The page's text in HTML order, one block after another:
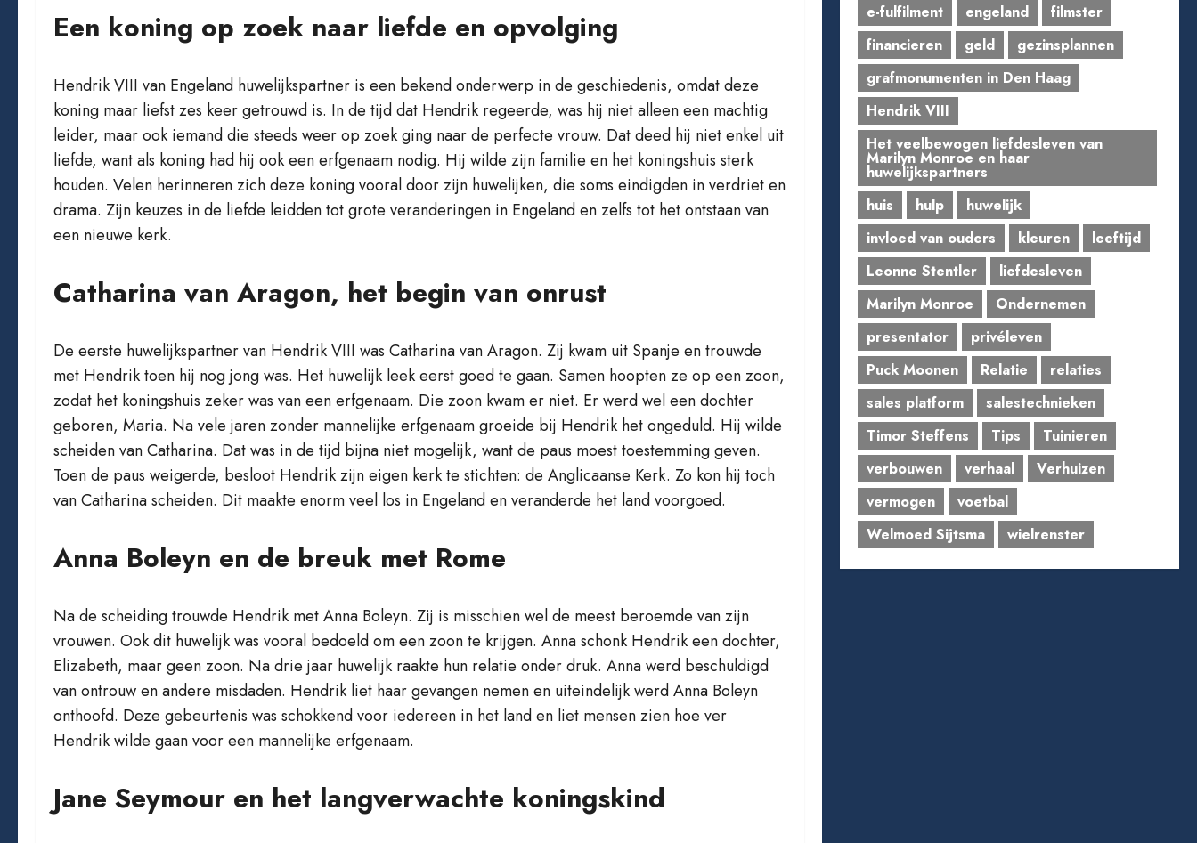
Een koning op zoek naar liefde en opvolging
Hendrik VIII van Engeland huwelijkspartner is een bekend onderwerp in de geschiedenis, omdat deze
koning maar liefst zes keer getrouwd is. In de tijd dat Hendrik regeerde, was hij niet alleen een machtig
leider, maar ook iemand die steeds weer op zoek ging naar de perfecte vrouw. Dat deed hij niet enkel uit
liefde, want als koning had hij ook een erfgenaam nodig. Hij wilde zijn familie en het koningshuis sterk
houden. Velen herinneren zich deze koning vooral door zijn huwelijken, die soms eindigden in verdriet en
drama. Zijn keuzes in de liefde leidden tot grote veranderingen in Engeland en zelfs tot het ontstaan van
een nieuwe kerk.
Catharina van Aragon, het begin van onrust
De eerste huwelijkspartner van Hendrik VIII was Catharina van Aragon. Zij kwam uit Spanje en trouwde
met Hendrik toen hij nog jong was. Het huwelijk leek eerst goed te gaan. Samen hoopten ze op een zoon,
zodat het koningshuis zeker was van een erfgenaam. Die zoon kwam er niet. Er werd wel een dochter
geboren, Maria. Na vele jaren zonder mannelijke erfgenaam groeide bij Hendrik het ongeduld. Hij wilde
scheiden van Catharina. Dat was in de tijd bijna niet mogelijk, want de paus moest toestemming geven.
Toen de paus weigerde, besloot Hendrik zijn eigen kerk te stichten: de Anglicaanse Kerk. Zo kon hij toch
van Catharina scheiden. Dit maakte enorm veel los in Engeland en veranderde het land voorgoed.
Anna Boleyn en de breuk met Rome
Na de scheiding trouwde Hendrik met Anna Boleyn. Zij is misschien wel de meest beroemde van zijn
vrouwen. Ook dit huwelijk was vooral bedoeld om een zoon te krijgen. Anna schonk Hendrik een dochter,
Elizabeth, maar geen zoon. Na drie jaar huwelijk raakte hun relatie onder druk. Anna werd beschuldigd
van ontrouw en andere misdaden. Hendrik liet haar gevangen nemen en uiteindelijk werd Anna Boleyn
onthoofd. Deze gebeurtenis was schokkend voor iedereen in het land en liet mensen zien hoe ver
Hendrik wilde gaan voor een mannelijke erfgenaam.
Jane Seymour en het langverwachte koningskind
e-fulfilment
engeland
filmster
financieren
geld
gezinsplannen
grafmonumenten in Den Haag
Hendrik VIII
Het veelbewogen liefdesleven van
Marilyn Monroe en haar
huwelijkspartners
huis
hulp
huwelijk
invloed van ouders
kleuren
leeftijd
Leonne Stentler
liefdesleven
Marilyn Monroe
Ondernemen
presentator
privéleven
Puck Moonen
Relatie
relaties
sales platform
salestechnieken
Timor Steffens
Tips
Tuinieren
verbouwen
verhaal
Verhuizen
vermogen
voetbal
Welmoed Sijtsma
wielrenster